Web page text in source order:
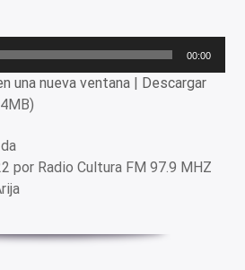
00:00
una nueva ventana | Descargar
por Radio Cultura FM 97.9 MHZ